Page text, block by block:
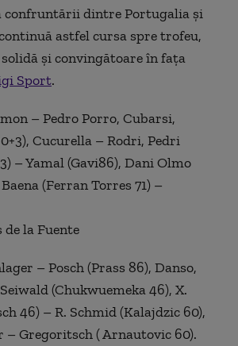
confruntării dintre Portugalia și
astfel cursa spre trofeu,
și convingătoare în fața
Sport.
– Pedro Porro, Cubarsi,
Cucurella – Rodri, Pedri
– Yamal (Gavi86), Dani Olmo
(Ferran Torres 71) –
de la Fuente
– Posch (Prass 86), Danso,
(Chukwuemeka 46), X.
46) – R. Schmid (Kalajdzic 60),
– Gregoritsch ( Arnautovic 60).